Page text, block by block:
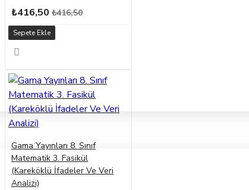
₺416,50 ₺416,50
Sepete Ekle
Gama Yayınları 8. Sınıf
Matematik 3. Fasikül
(Kareköklü İfadeler Ve Veri
Analizi)